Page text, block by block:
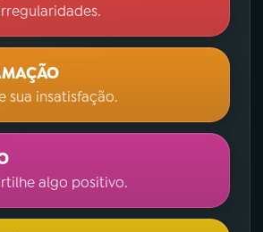
sua insatisfação.
algo positivo.